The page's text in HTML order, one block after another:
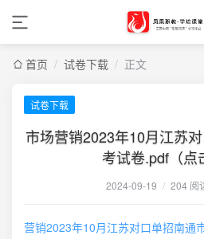
首页 / 试卷下载 / 正文
试卷下载
市场营销2023年10月江苏
考试卷.pdf（点
2024-09-19 / 204 阅
营销2023年10月江苏对口单招南通